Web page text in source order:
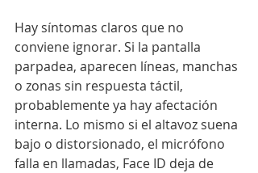
Hay síntomas claros que no
conviene ignorar. Si la pantalla
parpadea, aparecen líneas, manchas
o zonas sin respuesta táctil,
probablemente ya hay afectación
interna. Lo mismo si el altavoz suena
bajo o distorsionado, el micrófono
falla en llamadas, Face ID deja de